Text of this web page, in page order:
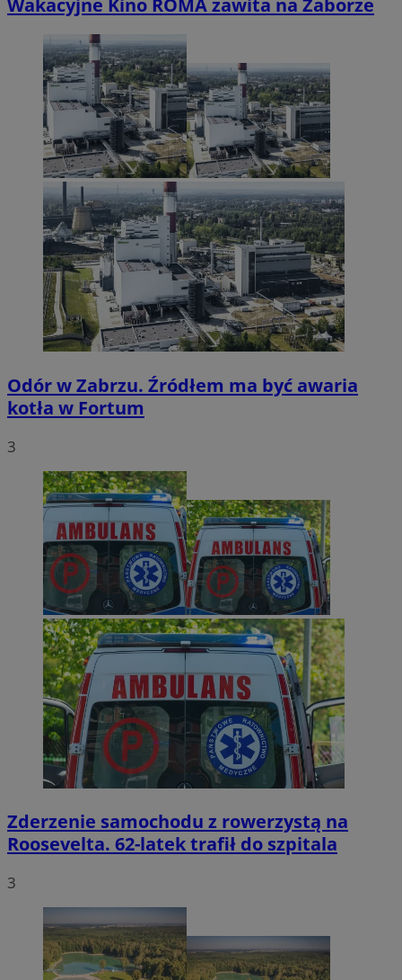
Wakacyjne Kino ROMA zawita na Zaborze
Odór w Zabrzu. Źródłem ma być awaria
kotła w Fortum
3
Zderzenie samochodu z rowerzystą na
Roosevelta. 62-latek trafił do szpitala
3